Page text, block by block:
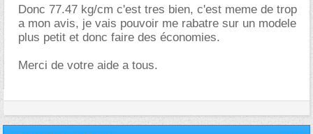
Donc 77.47 kg/cm c'est tres bien, c'est meme de trop
a mon avis, je vais pouvoir me rabatre sur un modele
plus petit et donc faire des économies.
Merci de votre aide a tous.